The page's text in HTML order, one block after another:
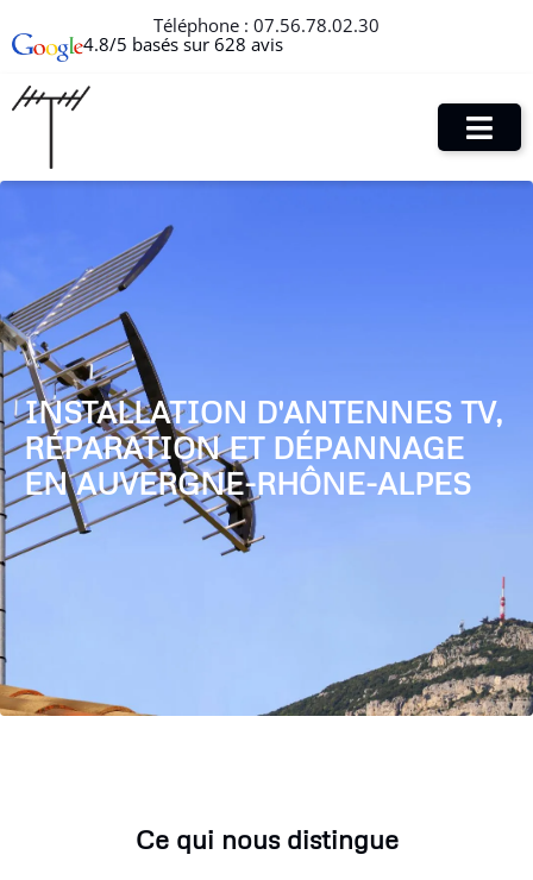
Téléphone : 07.56.78.02.30
4.8/5 basés sur 628 avis
INSTALLATION D'ANTENNES TV,
RÉPARATION ET DÉPANNAGE
EN AUVERGNE-RHÔNE-ALPES
Ce qui nous distingue